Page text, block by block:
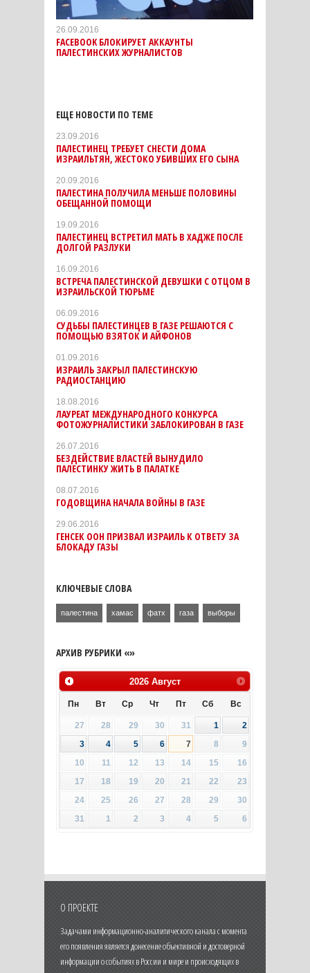
26.09.2016
FACEBOOK БЛОКИРУЕТ АККАУНТЫ
ПАЛЕСТИНСКИХ ЖУРНАЛИСТОВ
ЕЩЕ НОВОСТИ ПО ТЕМЕ
23.09.2016
ПАЛЕСТИНЕЦ ТРЕБУЕТ СНЕСТИ ДОМА
ИЗРАИЛЬТЯН, ЖЕСТОКО УБИВШИХ ЕГО СЫНА
20.09.2016
ПАЛЕСТИНА ПОЛУЧИЛА МЕНЬШЕ ПОЛОВИНЫ
ОБЕЩАННОЙ ПОМОЩИ
19.09.2016
ПАЛЕСТИНЕЦ ВСТРЕТИЛ МАТЬ В ХАДЖЕ ПОСЛЕ
ДОЛГОЙ РАЗЛУКИ
16.09.2016
ВСТРЕЧА ПАЛЕСТИНСКОЙ ДЕВУШКИ С ОТЦОМ В
ИЗРАИЛЬСКОЙ ТЮРЬМЕ
06.09.2016
СУДЬБЫ ПАЛЕСТИНЦЕВ В ГАЗЕ РЕШАЮТСЯ С
ПОМОЩЬЮ ВЗЯТОК И АЙФОНОВ
01.09.2016
ИЗРАИЛЬ ЗАКРЫЛ ПАЛЕСТИНСКУЮ
РАДИОСТАНЦИЮ
18.08.2016
ЛАУРЕАТ МЕЖДУНАРОДНОГО КОНКУРСА
ФОТОЖУРНАЛИСТИКИ ЗАБЛОКИРОВАН В ГАЗЕ
26.07.2016
БЕЗДЕЙСТВИЕ ВЛАСТЕЙ ВЫНУДИЛО
ПАЛЕСТИНКУ ЖИТЬ В ПАЛАТКЕ
08.07.2016
ГОДОВЩИНА НАЧАЛА ВОЙНЫ В ГАЗЕ
29.06.2016
ГЕНСЕК ООН ПРИЗВАЛ ИЗРАИЛЬ К ОТВЕТУ ЗА
БЛОКАДУ ГАЗЫ
КЛЮЧЕВЫЕ СЛОВА
палестина хамас фатх газа выборы
АРХИВ РУБРИКИ «»
2026 Август
Пн Вт Ср Чт Пт Сб Вс
27 28 29 30 31 1
2
3
4 5 6 7 8
9
10
11 12 13 14 15
16
17
18 19 20 21 22
23
24
25 26 27 28 29
30
31
1 2 3 4 5 6
О ПРОЕКТЕ
Задачами информационно-аналитического канала с момента
его появления является донесение объективной и достоверной
информации о событиях в России и мире и происходящих в